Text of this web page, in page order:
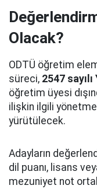
Olacak?
ODTÜ öğretim
süreci, 2547
öğretim üyesi
ilişkin ilgili
yürütülecek.
Adayların
dil puanı, lisans
mezuniyet not